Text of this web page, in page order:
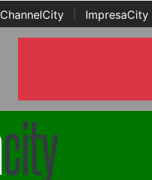
ChannelCity ImpresaCity